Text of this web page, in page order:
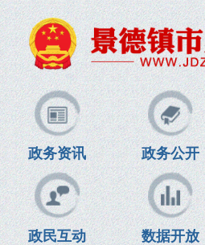
政务资讯 政务公开
政民互动 数据开放